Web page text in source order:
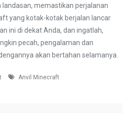
memastikan perjalanan
yang kotak-kotak berjalan lancar
ini di dekat Anda, dan ingatlah,
pecah, pengalaman dan
akan bertahan selamanya.
Tags
Anvil Minecraft